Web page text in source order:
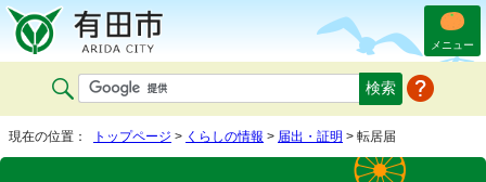
メニュー
現在の位置： トップページ > くらしの情報 > 届出・証明 > 転居届